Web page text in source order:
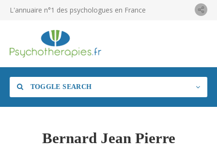
L'annuaire n°1 des psychologues en France
TOGGLE SEARCH
Bernard Jean Pierre